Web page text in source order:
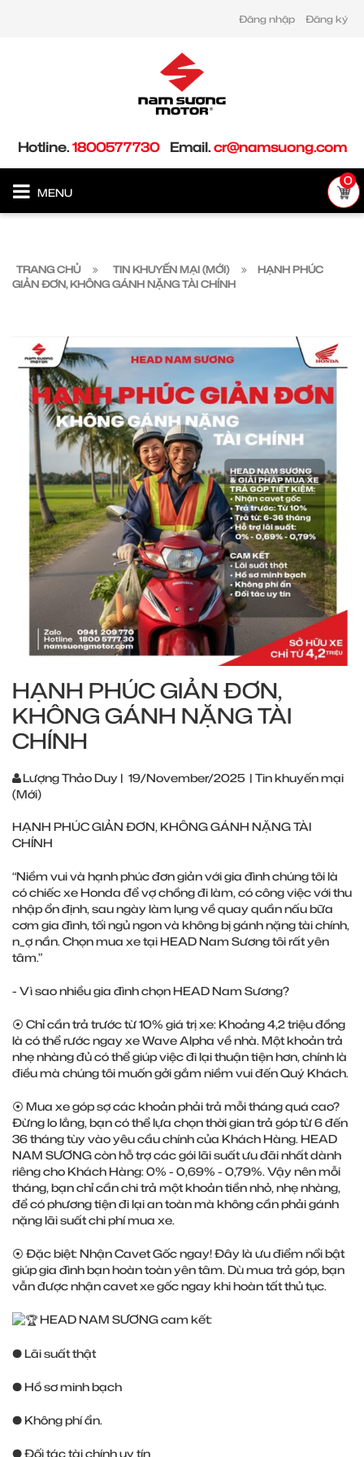
Đăng nhập Đăng ký
Hotline.1800577730 Email.cr@namsuong.com
MENU
0
TRANG CHỦ TIN KHUYẾN MẠI (MỚI)
HẠNH PHÚC
GIẢN ĐƠN, KHÔNG GÁNH NẶNG TÀI CHÍNH
HẠNH PHÚC GIẢN ĐƠN,
KHÔNG GÁNH NẶNG TÀI
CHÍNH
Lượng Thảo Duy | 19/November/2025 | Tin khuyến mại
(Mới)
HẠNH PHÚC GIẢN ĐƠN, KHÔNG GÁNH NẶNG TÀI
CHÍNH
“Niềm vui và hạnh phúc đơn giản với gia đình chúng tôi là
có chiếc xe Honda để vợ chồng đi làm, có công việc với thu
nhập ổn định, sau ngày làm lụng về quay quần nấu bữa
cơm gia đình, tối ngủ ngon và không bị gánh nặng tài chính,
n_ợ nần. Chọn mua xe tại HEAD Nam Sương tôi rất yên
tâm.”
- Vì sao nhiều gia đình chọn HEAD Nam Sương?
⦿ Chỉ cần trả trước từ 10% giá trị xe: Khoảng 4,2 triệu đồng
là có thể rước ngay xe Wave Alpha về nhà. Một khoản trả
nhẹ nhàng đủ có thể giúp việc đi lại thuận tiện hơn, chính là
điều mà chúng tôi muốn gởi gắm niềm vui đến Quý Khách.
⦿ Mua xe góp sợ các khoản phải trả mỗi tháng quá cao?
Đừng lo lắng, bạn có thể lựa chọn thời gian trả góp từ 6 đến
36 tháng tùy vào yêu cầu chính của Khách Hàng. HEAD
NAM SƯƠNG còn hỗ trợ các gói lãi suất ưu đãi nhất dành
riêng cho Khách Hàng: 0% - 0,69% - 0,79%. Vậy nên mỗi
tháng, bạn chỉ cần chi trả một khoản tiền nhỏ, nhẹ nhàng,
để có phương tiện đi lại an toàn mà không cần phải gánh
nặng lãi suất chi phí mua xe.
⦿ Đặc biệt: Nhận Cavet Gốc ngay! Đây là ưu điểm nổi bật
giúp gia đình bạn hoàn toàn yên tâm. Dù mua trả góp, bạn
vẫn được nhận cavet xe gốc ngay khi hoàn tất thủ tục.
HEAD NAM SƯƠNG cam kết:
● Lãi suất thật
● Hồ sơ minh bạch
● Không phí ẩn.
● Đối tác tài chính uy tín